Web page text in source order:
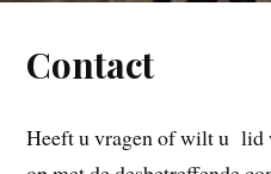
Contact
Heeft u vragen of wilt u lid